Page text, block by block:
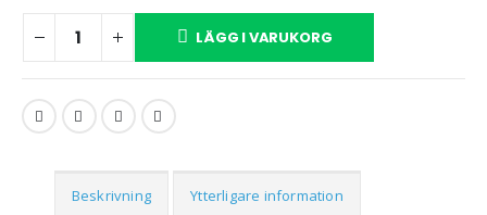
LÄGG I VARUKORG
Beskrivning Ytterligare information